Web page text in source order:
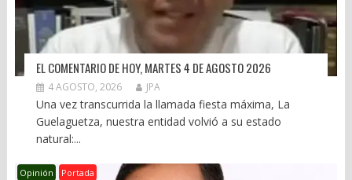
EL COMENTARIO DE HOY, MARTES 4 DE AGOSTO 2026
4 AGOSTO, 2026 JPA
Una vez transcurrida la llamada fiesta máxima, La
Guelaguetza, nuestra entidad volvió a su estado
natural:...
Opinión Portada